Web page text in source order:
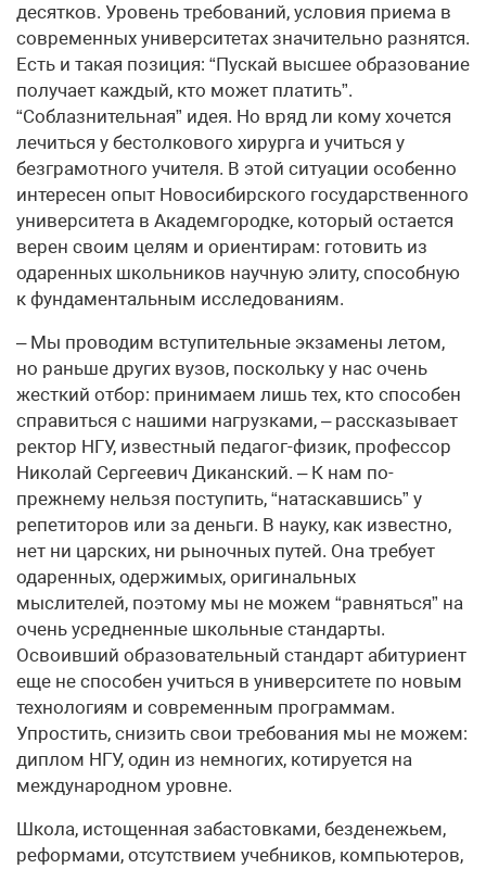
десятков. Уровень требований, условия приема в
современных университетах значительно разнятся.
Есть и такая позиция: “Пускай высшее образование
получает каждый, кто может платить”.
“Соблазнительная” идея. Но вряд ли кому хочется
лечиться у бестолкового хирурга и учиться у
безграмотного учителя. В этой ситуации особенно
интересен опыт Новосибирского государственного
университета в Академгородке, который остается
верен своим целям и ориентирам: готовить из
одаренных школьников научную элиту, способную
к фундаментальным исследованиям.
– Мы проводим вступительные экзамены летом,
но раньше других вузов, поскольку у нас очень
жесткий отбор: принимаем лишь тех, кто способен
справиться с нашими нагрузками, – рассказывает
ректор НГУ, известный педагог-физик, профессор
Николай Сергеевич Диканский. – К нам по-
прежнему нельзя поступить, “натаскавшись” у
репетиторов или за деньги. В науку, как известно,
нет ни царских, ни рыночных путей. Она требует
одаренных, одержимых, оригинальных
мыслителей, поэтому мы не можем “равняться” на
очень усредненные школьные стандарты.
Освоивший образовательный стандарт абитуриент
еще не способен учиться в университете по новым
технологиям и современным программам.
Упростить, снизить свои требования мы не можем:
диплом НГУ, один из немногих, котируется на
международном уровне.
Школа, истощенная забастовками, безденежьем,
реформами, отсутствием учебников, компьютеров,